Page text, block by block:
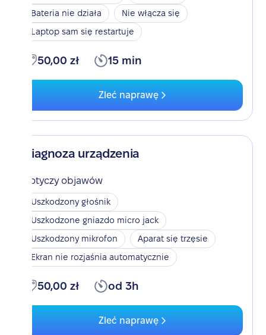
Bateria nie działa
Nie włącza się
Laptop sam się restartuje
50,00 zł 15 min
Zleć naprawę
Diagnoza urządzenia
Dotyczy objawów
Uszkodzony głośnik
Uszkodzone gniazdo micro jack
Uszkodzony mikrofon
Aparat się trzęsie
Ekran nie rozjaśnia automatycznie
50,00 zł od 3h
Zleć naprawę